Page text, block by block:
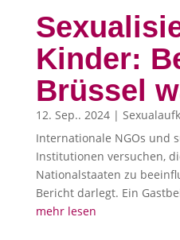
Kinder:
Brüssel
12. Sep.. 2024|
Internationale NGOs und
Institutionen versuchen,
Nationalstaaten zu
Bericht darlegt. Ein
mehr lesen